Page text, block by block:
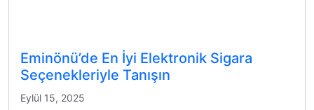
Eminönü’de En İyi Elektronik Sigara
Seçenekleriyle Tanışın
Eylül 15, 2025